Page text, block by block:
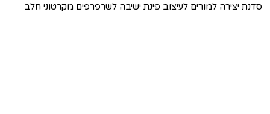
סדנת יצירה למורים לעיצוב פינת ישיבה לשרפרפים מקרטוני חלב